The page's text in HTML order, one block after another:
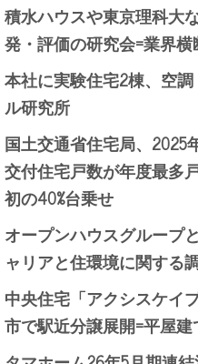
積水ハウスや東京理科大
発・評価の研究会=業界
本社に実験住宅2棟、空
ル研究所
国土交通省住宅局、2025
交付住宅戸数が年度最多
初の40%台乗せ
オープンハウスグループ
ャリアと住環境に関する
中央住宅「アクシスケイ
市で駅近分譲展開=平屋